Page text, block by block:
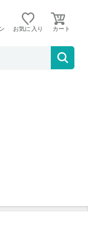
お気に入り
4枚組